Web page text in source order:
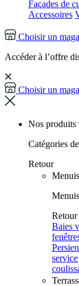
Façades de
Accessoires
Choisir un
Accéder à l’offre
Choisir un
Nos produits
Catégories
Retour
Retour
Baies
service